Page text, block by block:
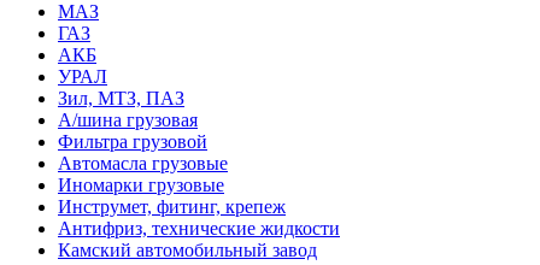
МАЗ
ГАЗ
АКБ
УРАЛ
Зил, МТЗ, ПАЗ
А/шина грузовая
Фильтра грузовой
Автомасла грузовые
Иномарки грузовые
Инструмет, фитинг, крепеж
Антифриз, технические жидкости
Камский автомобильный завод